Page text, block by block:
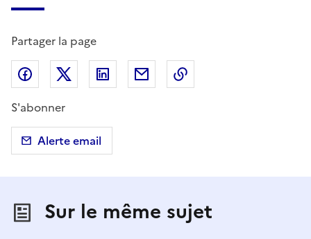
Partager la page
Partager sur Facebook
Partager sur X (anciennement Twitter)
Partager sur LinkedIn
Partager par email
S'abonner
Alerte email
Sur le même sujet